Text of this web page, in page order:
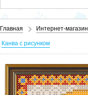
Главная Интернет-магазин
Канва с рисунком